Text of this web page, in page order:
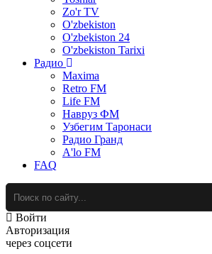
Zo'r TV
O'zbekiston
O'zbekiston 24
O'zbekiston Tarixi
Радио
Maxima
Retro FM
Life FM
Навруз ФМ
Узбегим Таронаси
Радио Гранд
A'lo FM
FAQ
Войти
Авторизация
через соцсети